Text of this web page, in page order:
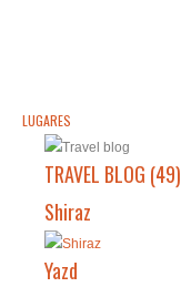
VISA
contactos
LUGARES
TRAVEL BLOG (49)
Shiraz
Yazd